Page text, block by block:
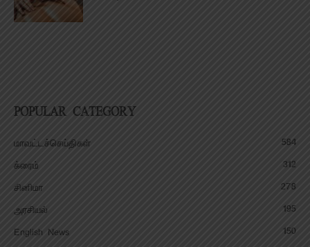
POPULAR CATEGORY
மாவட்டச்செய்திகள்
584
க்ரைம்
312
சினிமா
278
அரசியல்
195
English News
150